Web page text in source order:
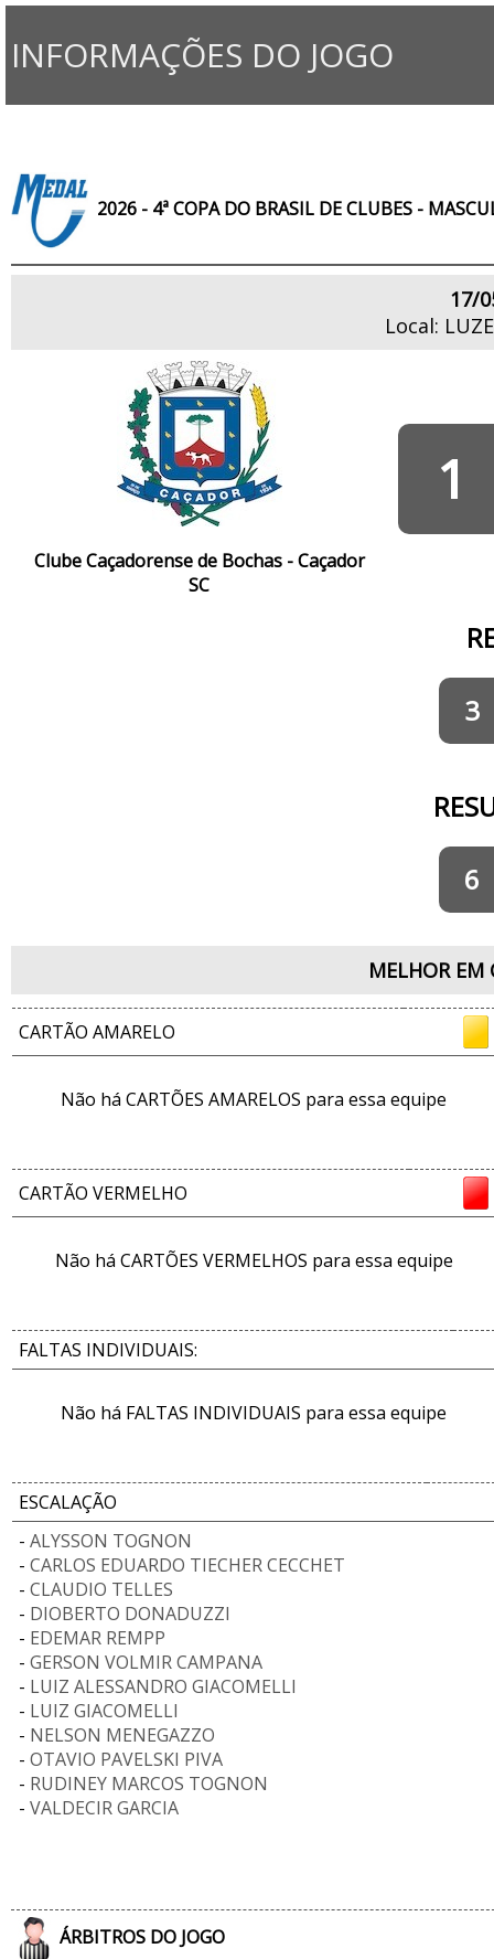
INFORMAÇÕES DO JOGO
2026 - 4ª COPA DO BRASIL DE CLUBES -
17/
Local:
Clube Caçadorense de Bochas - Caçador
SC
1
3
6
MELHOR
CARTÃO AMARELO
Não há CARTÕES AMARELOS para essa equipe
CARTÃO VERMELHO
Não há CARTÕES VERMELHOS para essa equipe
FALTAS INDIVIDUAIS:
Não há FALTAS INDIVIDUAIS para essa equipe
ESCALAÇÃO
- ALYSSON TOGNON
- CARLOS EDUARDO TIECHER CECCHET
- CLAUDIO TELLES
- DIOBERTO DONADUZZI
- EDEMAR REMPP
- GERSON VOLMIR CAMPANA
- LUIZ ALESSANDRO GIACOMELLI
- LUIZ GIACOMELLI
- NELSON MENEGAZZO
- OTAVIO PAVELSKI PIVA
- RUDINEY MARCOS TOGNON
- VALDECIR GARCIA
ÁRBITROS DO JOGO